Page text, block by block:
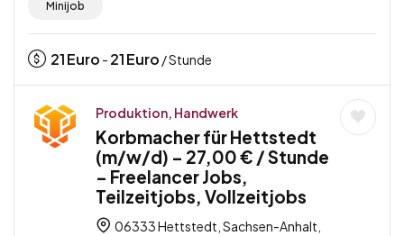
Minijob
21Euro - 21Euro / Stunde
Produktion, Handwerk
Korbmacher für Hettstedt
(m/w/d) – 27,00 € / Stunde
– Freelancer Jobs,
Teilzeitjobs, Vollzeitjobs
06333 Hettstedt, Sachsen-Anhalt,